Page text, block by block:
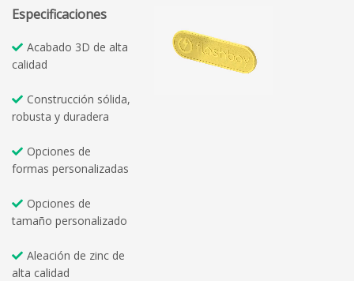
Especificaciones
Acabado 3D de alta
calidad
Construcción sólida,
robusta y duradera
Opciones de
formas personalizadas
Opciones de
tamaño personalizado
Aleación de zinc de
alta calidad